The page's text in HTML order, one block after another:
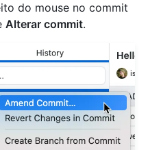
do mouse no commit
Alterar commit.